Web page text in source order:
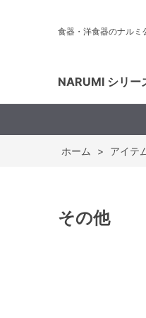
食器・洋食器のナルミ
NARUMI シリー
ホーム > アイテ
その他